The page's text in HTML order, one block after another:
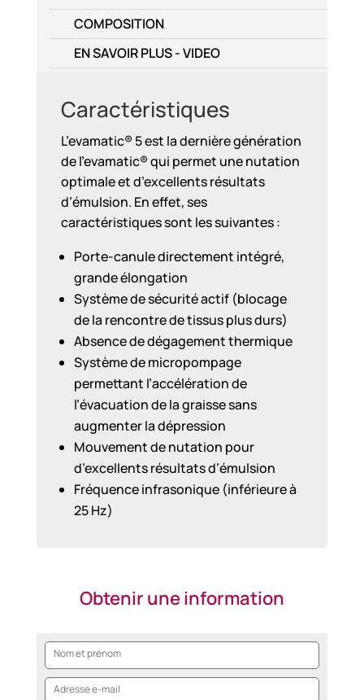
COMPOSITION
EN SAVOIR PLUS - VIDEO
Caractéristiques
L’evamatic® 5 est la dernière génération
de l’evamatic® qui permet une nutation
optimale et d’excellents résultats
d’émulsion. En effet, ses
caractéristiques sont les suivantes :
Porte-canule directement intégré,
grande élongation
Système de sécurité actif (blocage
de la rencontre de tissus plus durs)
Absence de dégagement thermique
Système de micropompage
permettant l’accélération de
l’évacuation de la graisse sans
augmenter la dépression
Mouvement de nutation pour
d’excellents résultats d’émulsion
Fréquence infrasonique (inférieure à
25 Hz)
Obtenir une information